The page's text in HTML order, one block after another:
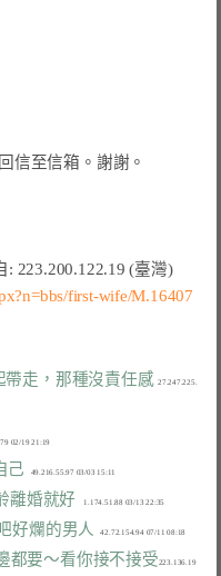
信至信箱。謝謝。
※ 發信站: 批踢踢實業坊(ptt.cc), 來自: 223.200.122.19 (臺灣)
first-wife/M.16407
帶走，那種沒責任感
  27.247.225.
己
離婚就好
好爛的男人
都要～看你接不接受223.136.19